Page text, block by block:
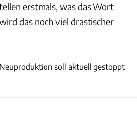
erstmals, was das Wort
das noch viel drastischer
soll aktuell gestoppt